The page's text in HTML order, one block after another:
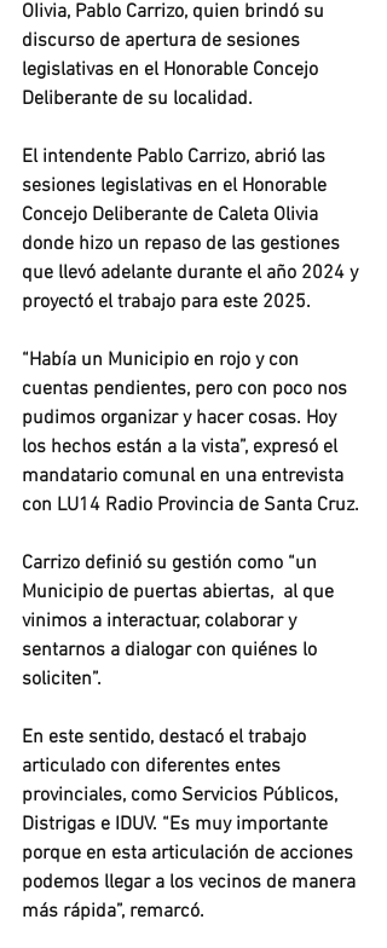
OIivia, Pablo Carrizo, quien brindó su
discurso de apertura de sesiones
legislativas en el Honorable Concejo
Deliberante de su localidad.
El intendente Pablo Carrizo, abrió las
sesiones legislativas en el Honorable
Concejo Deliberante de Caleta Olivia
donde hizo un repaso de las gestiones
que llevó adelante durante el año 2024 y
proyectó el trabajo para este 2025.
“Había un Municipio en rojo y con
cuentas pendientes, pero con poco nos
pudimos organizar y hacer cosas. Hoy
los hechos están a la vista”, expresó el
mandatario comunal en una entrevista
con LU14 Radio Provincia de Santa Cruz.
Carrizo definió su gestión como “un
Municipio de puertas abiertas,  al que
vinimos a interactuar, colaborar y
sentarnos a dialogar con quiénes lo
soliciten”.
En este sentido, destacó el trabajo
articulado con diferentes entes
provinciales, como Servicios Públicos,
Distrigas e IDUV. “Es muy importante
porque en esta articulación de acciones
podemos llegar a los vecinos de manera
más rápida”, remarcó.